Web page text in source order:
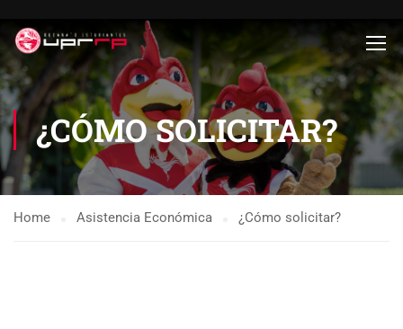
¿CÓMO SOLICITAR?
Home Asistencia Económica ¿Cómo solicitar?